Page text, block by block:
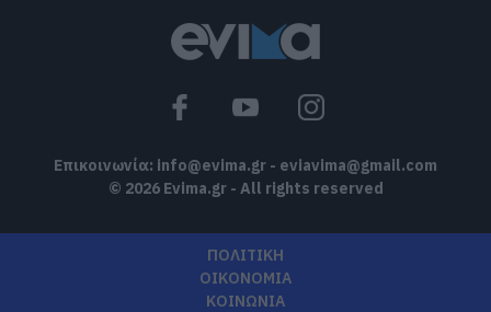
Επικοινωνία: info@evima.gr - eviavima@gmail.com
© 2026 Evima.gr - All rights reserved
ΠΟΛΙΤΙΚΗ
ΟΙΚΟΝΟΜΙΑ
ΚΟΙΝΩΝΙΑ